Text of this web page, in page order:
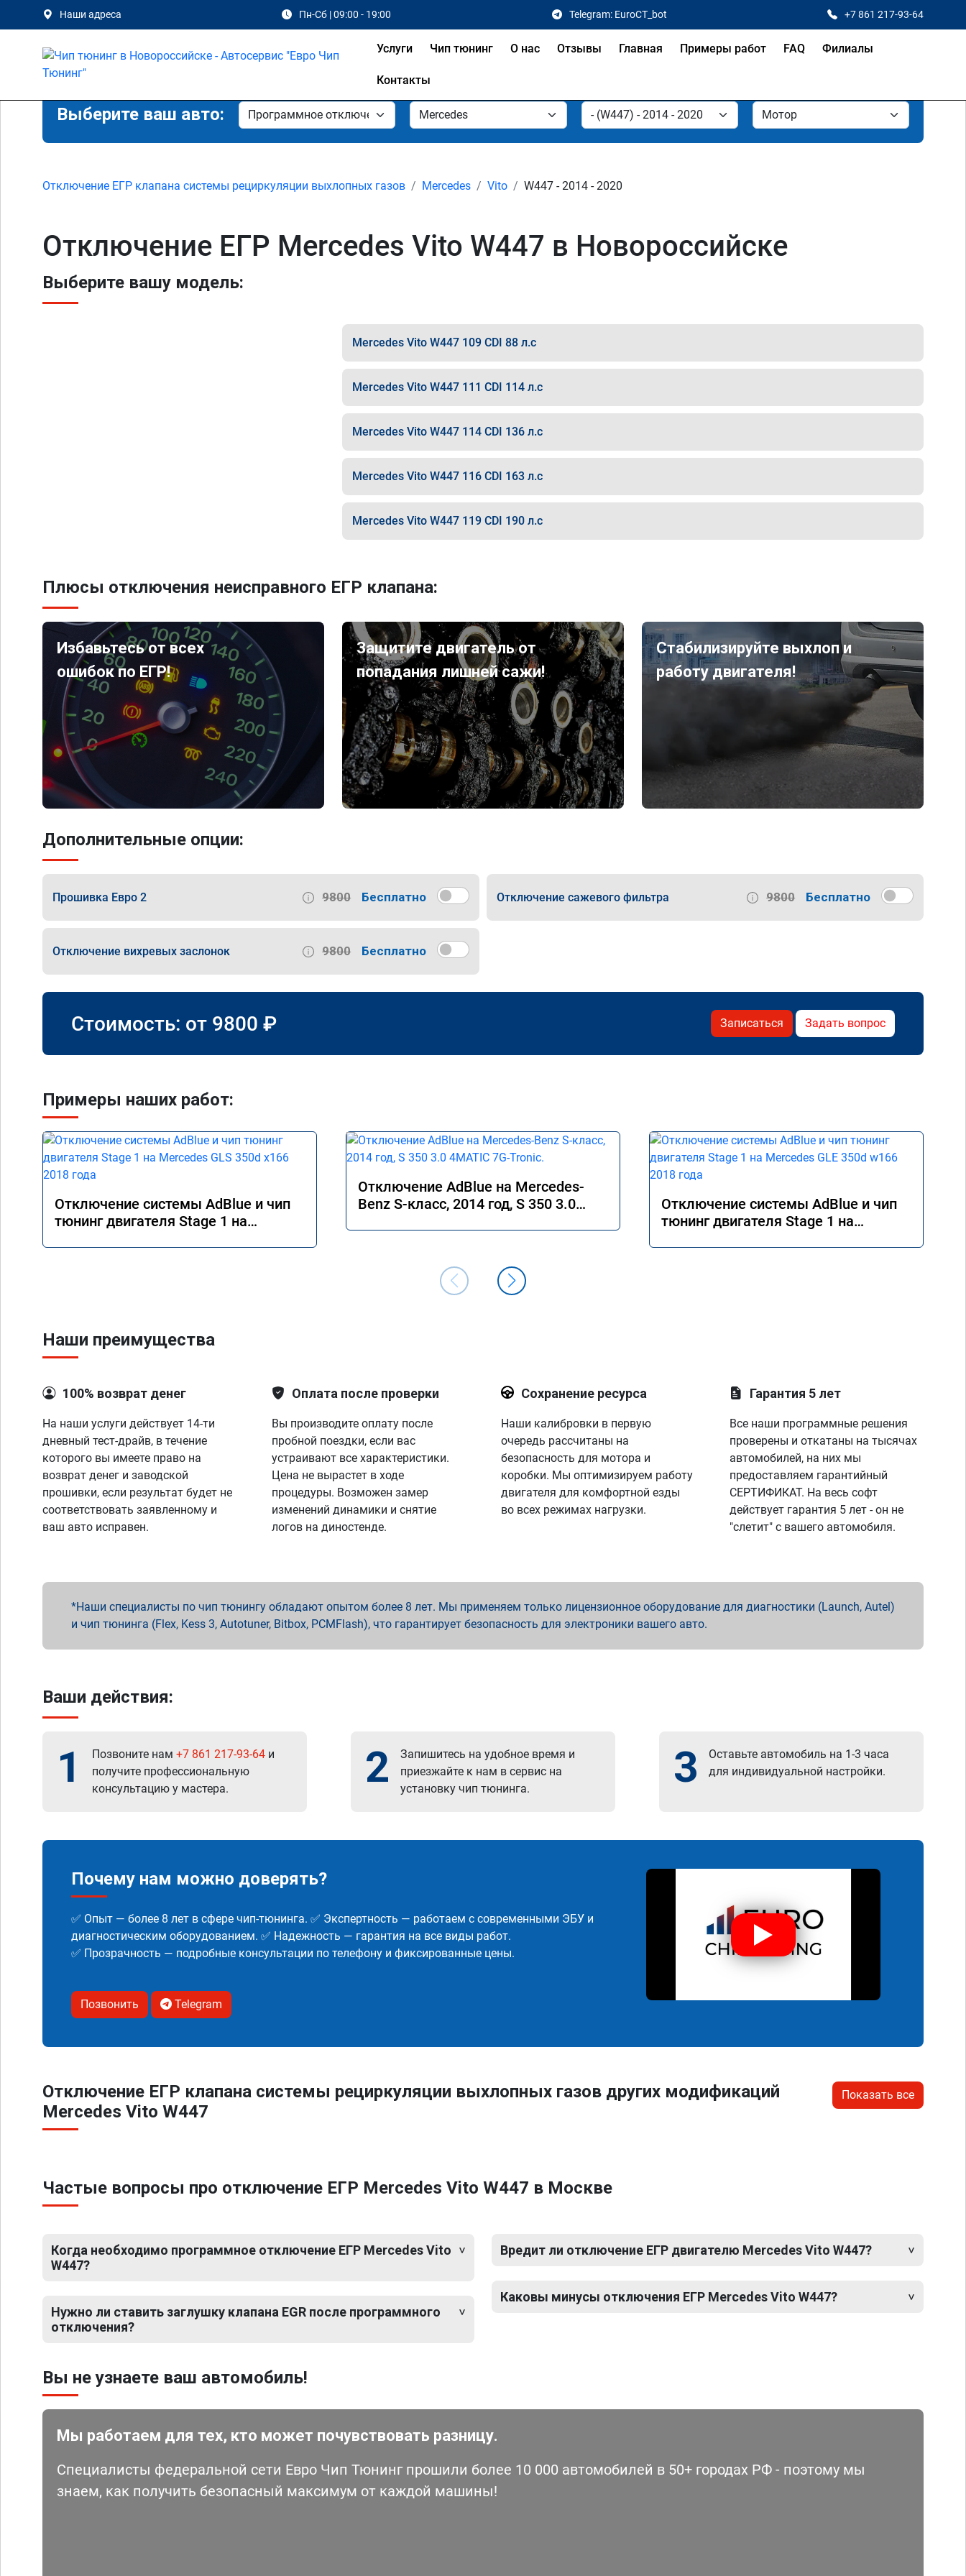
Наши адреса Пн-Сб | 09:00 - 19:00 Telegram: EuroCT_bot +7 861 217-93-64
Услуги Чип тюнинг О нас Отзывы Главная Примеры работ FAQ Филиалы
Контакты
Выберите ваш авто:
Отключение ЕГР клапана системы рециркуляции выхлопных газов Mercedes Vito W447 - 2014 - 2020
Отключение ЕГР Mercedes Vito W447 в Новороссийске
Выберите вашу модель:
Mercedes Vito W447 109 CDI 88 л.с
Mercedes Vito W447 111 CDI 114 л.с
Mercedes Vito W447 114 CDI 136 л.с
Mercedes Vito W447 116 CDI 163 л.с
Mercedes Vito W447 119 CDI 190 л.с
Плюсы отключения неисправного ЕГР клапана:
Избавьтесь от всех
ошибок по ЕГР!
Защитите двигатель от
попадания лишней сажи!
Стабилизируйте выхлоп и
работу двигателя!
Дополнительные опции:
Прошивка Евро 2 9800 Бесплатно Отключение сажевого фильтра 9800 Бесплатно
Отключение вихревых заслонок 9800 Бесплатно
Стоимость: от 9800 ₽ Записаться Задать вопрос
Примеры наших работ:
Отключение системы AdBlue и чип
тюнинг двигателя Stage 1 на
Отключение AdBlue на Mercedes-
Benz S-класс, 2014 год, S 350 3.0
Отключение системы AdBlue и чип
тюнинг двигателя Stage 1 на
Наши преимущества
100% возврат денег
На наши услуги действует 14-ти
дневный тест-драйв, в течение
которого вы имеете право на
возврат денег и заводской
прошивки, если результат будет не
соответствовать заявленному и
ваш авто исправен.
Оплата после проверки
Вы производите оплату после
пробной поездки, если вас
устраивают все характеристики.
Цена не вырастет в ходе
процедуры. Возможен замер
изменений динамики и снятие
логов на диностенде.
Сохранение ресурса
Наши калибровки в первую
очередь рассчитаны на
безопасность для мотора и
коробки. Мы оптимизируем работу
двигателя для комфортной езды
во всех режимах нагрузки.
Гарантия 5 лет
Все наши программные решения
проверены и откатаны на тысячах
автомобилей, на них мы
предоставляем гарантийный
СЕРТИФИКАТ. На весь софт
действует гарантия 5 лет - он не
"слетит" с вашего автомобиля.
Наши специалисты по чип тюнингу обладают опытом более 8 лет. Мы применяем только лицензионное оборудование для диагностики (Launch, Autel)
и чип тюнинга (Flex, Kess 3, Autotuner, Bitbox, PCMFlash), что гарантирует безопасность для электроники вашего авто.
Ваши действия:
1 Позвоните нам +7 861 217-93-64 и
получите профессиональную
консультацию у мастера.
2
Запишитесь на удобное время и
приезжайте к нам в сервис на
установку чип тюнинга.
3
Оставьте автомобиль на 1-3 часа
для индивидуальной настройки.
Почему нам можно доверять?
✅ Опыт — более 8 лет в сфере чип-тюнинга. ✅ Экспертность — работаем с современными ЭБУ и
диагностическим оборудованием. ✅ Надежность — гарантия на все виды работ.
✅ Прозрачность — подробные консультации по телефону и фиксированные цены.
Позвонить Telegram
Отключение ЕГР клапана системы рециркуляции выхлопных газов других модификаций
Mercedes Vito W447
Показать все
Частые вопросы про отключение ЕГР Mercedes Vito W447 в Москве
Когда необходимо программное отключение ЕГР Mercedes Vito
W447?
Нужно ли ставить заглушку клапана EGR после программного
отключения?
Вредит ли отключение ЕГР двигателю Mercedes Vito W447?
Каковы минусы отключения ЕГР Mercedes Vito W447?
Вы не узнаете ваш автомобиль!
Мы работаем для тех, кто может почувствовать разницу.
Специалисты федеральной сети Евро Чип Тюнинг прошили более 10 000 автомобилей в 50+ городах РФ - поэтому мы
знаем, как получить безопасный максимум от каждой машины!